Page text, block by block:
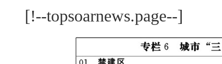
[!--topsoarnews.page--]